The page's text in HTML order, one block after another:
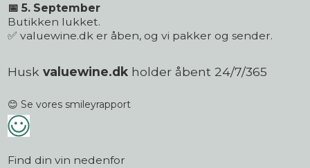
📅 5. September
Butikken lukket.
✅ valuewine.dk er åben, og vi pakker og sender.
Husk valuewine.dk holder åbent 24/7/365
😊 Se vores smileyrapport
Find din vin nedenfor